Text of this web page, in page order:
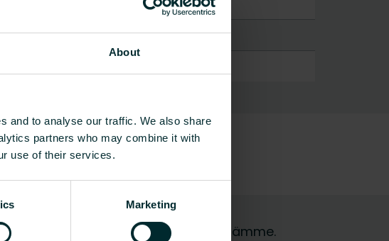
About
and to analyse our traffic. We also share
partners who may combine it with
use of their services.
Marketing
ja me hoidamme pyyntösi mielellämme.